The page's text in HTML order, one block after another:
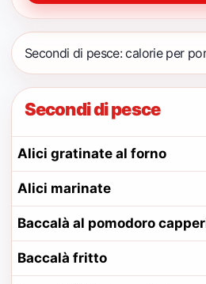
Secondi di pesce: calorie per
Secondi di pesce
Alici gratinate al forno
Alici marinate
Baccalà al pomodoro
Baccalà fritto